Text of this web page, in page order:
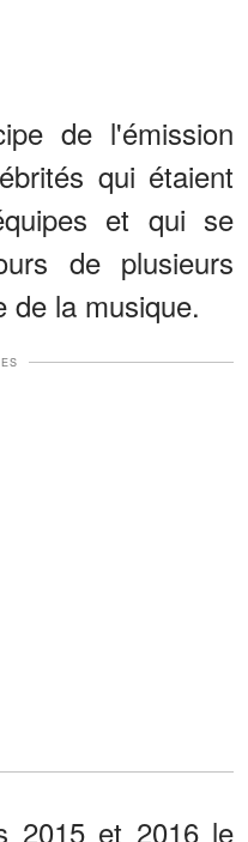
de l'émission
qui étaient
et qui se
de plusieurs
de la musique.
2015 et 2016 le